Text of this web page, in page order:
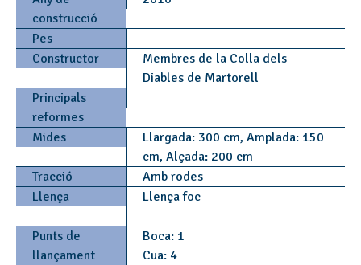
construcció
Pes
Constructor
Membres de la Colla dels
Diables de Martorell
Principals
reformes
Mides
Llargada: 300 cm, Amplada: 150
cm, Alçada: 200 cm
Tracció
Amb rodes
Llença
Llença foc
Punts de
llançament
Boca: 1
Cua: 4